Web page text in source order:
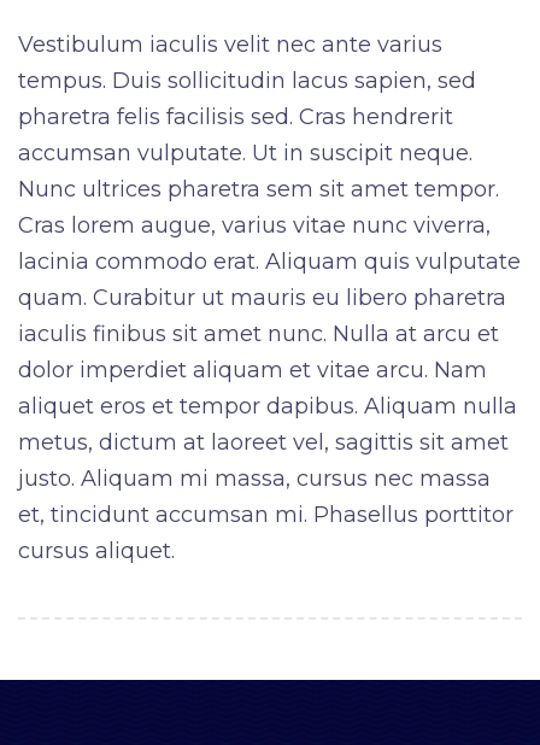
Vestibulum iaculis velit nec ante varius
tempus. Duis sollicitudin lacus sapien, sed
pharetra felis facilisis sed. Cras hendrerit
accumsan vulputate. Ut in suscipit neque.
Nunc ultrices pharetra sem sit amet tempor.
Cras lorem augue, varius vitae nunc viverra,
lacinia commodo erat. Aliquam quis vulputate
quam. Curabitur ut mauris eu libero pharetra
iaculis finibus sit amet nunc. Nulla at arcu et
dolor imperdiet aliquam et vitae arcu. Nam
aliquet eros et tempor dapibus. Aliquam nulla
metus, dictum at laoreet vel, sagittis sit amet
justo. Aliquam mi massa, cursus nec massa
et, tincidunt accumsan mi. Phasellus porttitor
cursus aliquet.